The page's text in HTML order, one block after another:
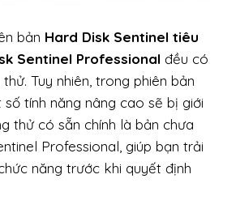
bản Hard Disk Sentinel tiêu
Sentinel Professional đều có
Tuy nhiên, trong phiên bản
tính năng nâng cao sẽ bị giới
thử có sẵn chính là bản chưa
Professional, giúp bạn trải
năng trước khi quyết định